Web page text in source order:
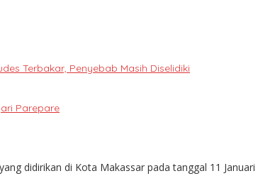
Terbakar, Penyebab Masih Diselidiki
Parepare
didirikan di Kota Makassar pada tanggal 11